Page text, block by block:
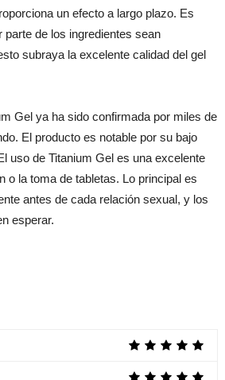
un efecto a largo plazo. Es
parte de los ingredientes sean
subraya la excelente calidad del gel
Gel ya ha sido confirmada por miles de
El producto es notable por su bajo
uso de Titanium Gel es una excelente
o la toma de tabletas. Lo principal es
antes de cada relación sexual, y los
esperar.